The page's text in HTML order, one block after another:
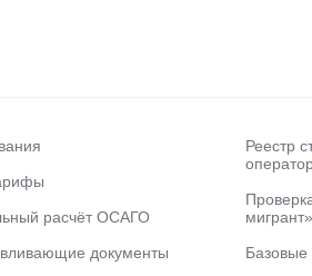
расчёт ОСАГО
документы
Реестр
мигрант»
Базовые